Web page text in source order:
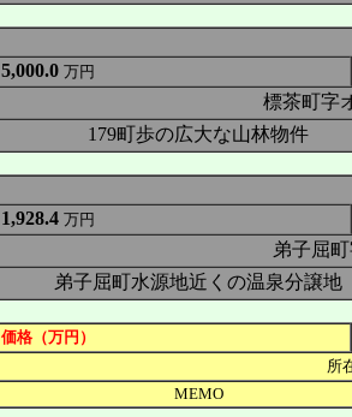
5,000.0 万円
標茶町字
179町歩の広大な山林物件
1,928.4 万円
弟子屈
弟子屈町水源地近くの温泉分譲地
価格（万円）
所
MEMO